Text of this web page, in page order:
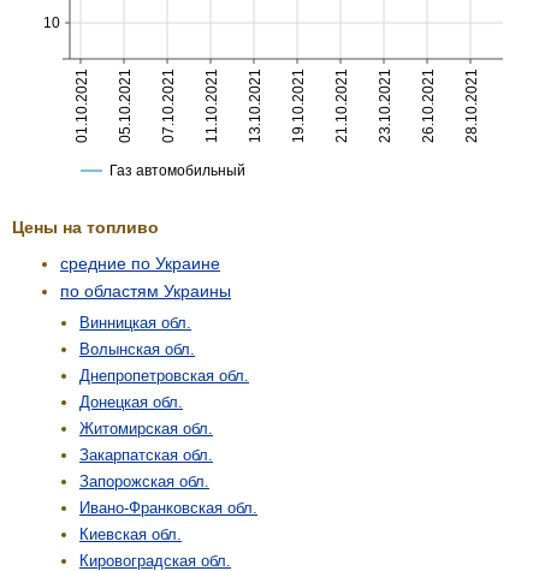
Цены на топливо
средние по Украине
по областям Украины
Винницкая обл.
Волынская обл.
Днепропетровская обл.
Донецкая обл.
Житомирская обл.
Закарпатская обл.
Запорожская обл.
Ивано-Франковская обл.
Киевская обл.
Кировоградская обл.